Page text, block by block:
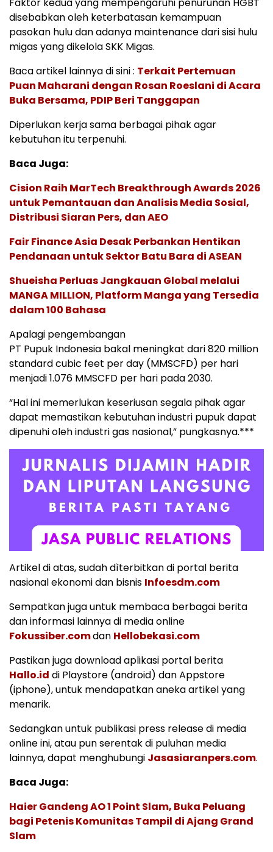
disebabkan oleh keterbatasan kemampuan
pasokan hulu dan adanya maintenance dari sisi hulu
migas yang dikelola SKK Migas.
Baca artikel lainnya di sini : Terkait Pertemuan
Puan Maharani dengan Rosan Roeslani di Acara
Buka Bersama, PDIP Beri Tanggapan
Diperlukan kerja sama berbagai pihak agar
kebutuhan itu terpenuhi.
Baca Juga:
Cision Raih MarTech Breakthrough Awards 2026
untuk Pemantauan dan Analisis Media Sosial,
Distribusi Siaran Pers, dan AEO
Fair Finance Asia Desak Perbankan Hentikan
Pendanaan untuk Sektor Batu Bara di ASEAN
Shueisha Perluas Jangkauan Global melalui
MANGA MILLION, Platform Manga yang Tersedia
dalam 100 Bahasa
Apalagi pengembangan
PT Pupuk Indonesia bakal meningkat dari 820 million
standard cubic feet per day (MMSCFD) per hari
menjadi 1.076 MMSCFD per hari pada 2030.
“Hal ini memerlukan keseriusan segala pihak agar
dapat memastikan kebutuhan industri pupuk dapat
dipenuhi oleh industri gas nasional,” pungkasnya.***
Artikel di atas, sudah dìterbitkan di portal berita
nasional ekonomi dan bisnis Infoesdm.com
Sempatkan juga untuk membaca berbagai berita
dan informasi lainnya di media online
Fokussiber.comdan Hellobekasi.com
Pastikan juga download aplikasi portal berita
Hallo.id di Playstore (android) dan Appstore
(iphone), untuk mendapatkan aneka artikel yang
menarik.
Sedangkan untuk publikasi press release di media
online ini, atau pun serentak di puluhan media
lainnya, dapat menghubungi Jasasiaranpers.com.
Baca Juga:
Haier Gandeng AO 1 Point Slam, Buka Peluang
bagi Petenis Komunitas Tampil di Ajang Grand
Slam